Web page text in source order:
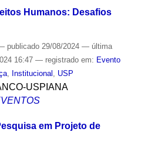
Humanos: Desafios
publicado29/08/2024 — última
16:47 — registrado em: Evento
, Institucional , USP
USPIANA
em Projeto de